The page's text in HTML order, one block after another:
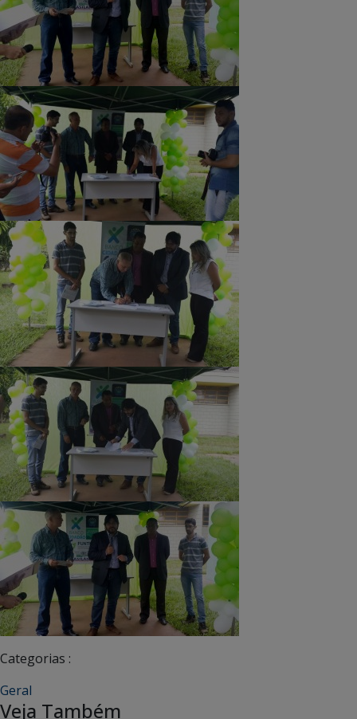
Categorias :
Geral
Veja Também